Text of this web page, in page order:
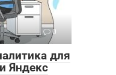
0
для
Яндекс